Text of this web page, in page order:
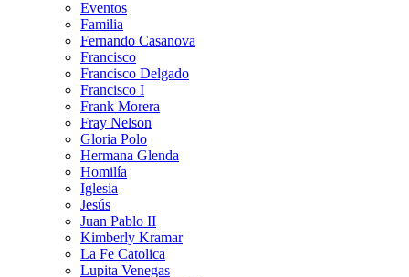
Eventos
Familia
Fernando Casanova
Francisco
Francisco Delgado
Francisco I
Frank Morera
Fray Nelson
Gloria Polo
Hermana Glenda
Homilía
Iglesia
Jesús
Juan Pablo II
Kimberly Kramar
La Fe Catolica
Lupita Venegas